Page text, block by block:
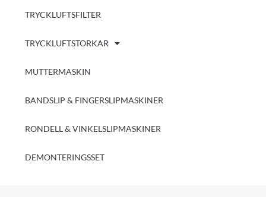
TRYCKLUFTSFILTER
TRYCKLUFTSTORKAR
MUTTERMASKIN
BANDSLIP & FINGERSLIPMASKINER
RONDELL & VINKELSLIPMASKINER
DEMONTERINGSSET